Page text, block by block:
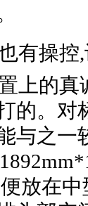
有操控
上的真
的。对
与之一
放在